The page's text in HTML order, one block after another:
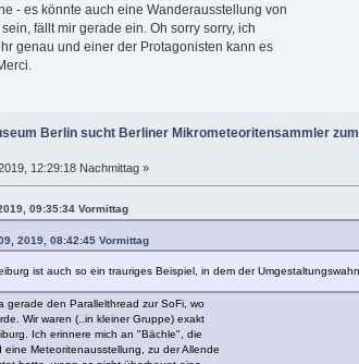
- es könnte auch eine Wanderausstellung von
fällt mir gerade ein. Oh sorry sorry, ich
genau und einer der Protagonisten kann es
Berlin sucht Berliner Mikrometeoritensammler zum
12:29:18 Nachmittag »
09:35:34 Vormittag
2019, 08:42:45 Vormittag
ist auch so ein trauriges Beispiel, in dem der
gerade den Parallelthread zur SoFi, wo
Wir waren (..in kleiner Gruppe) exakt
Ich erinnere mich an "Bächle", die
Meteoritenausstellung, zu der Allende